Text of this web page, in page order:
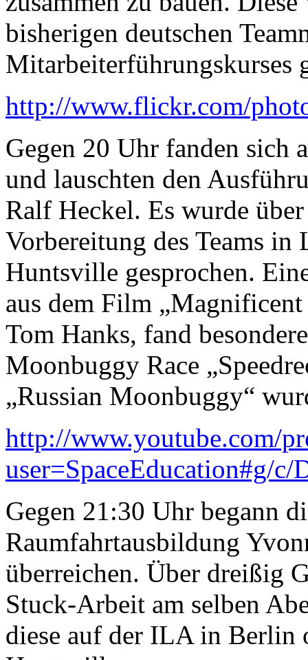
bisherigen deutschen
Mitarbeiterführungskurses
http://www.flickr.com/
Gegen 20 Uhr fanden sich
und lauschten den
Ralf Heckel. Es wurde
Vorbereitung des Teams
Huntsville gesprochen.
aus dem Film
Tom Hanks, fand
Moonbuggy Race
„Russian Moonbuggy“
http://www.youtube.com/
user=SpaceEducation#g/
Gegen 21:30 Uhr begann
Raumfahrtausbildung
überreichen. Über dreißig
Stuck-Arbeit am selben
diese auf der ILA in Berlin